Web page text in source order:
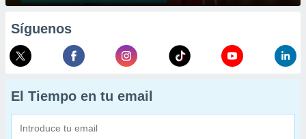
Síguenos
El Tiempo en tu email